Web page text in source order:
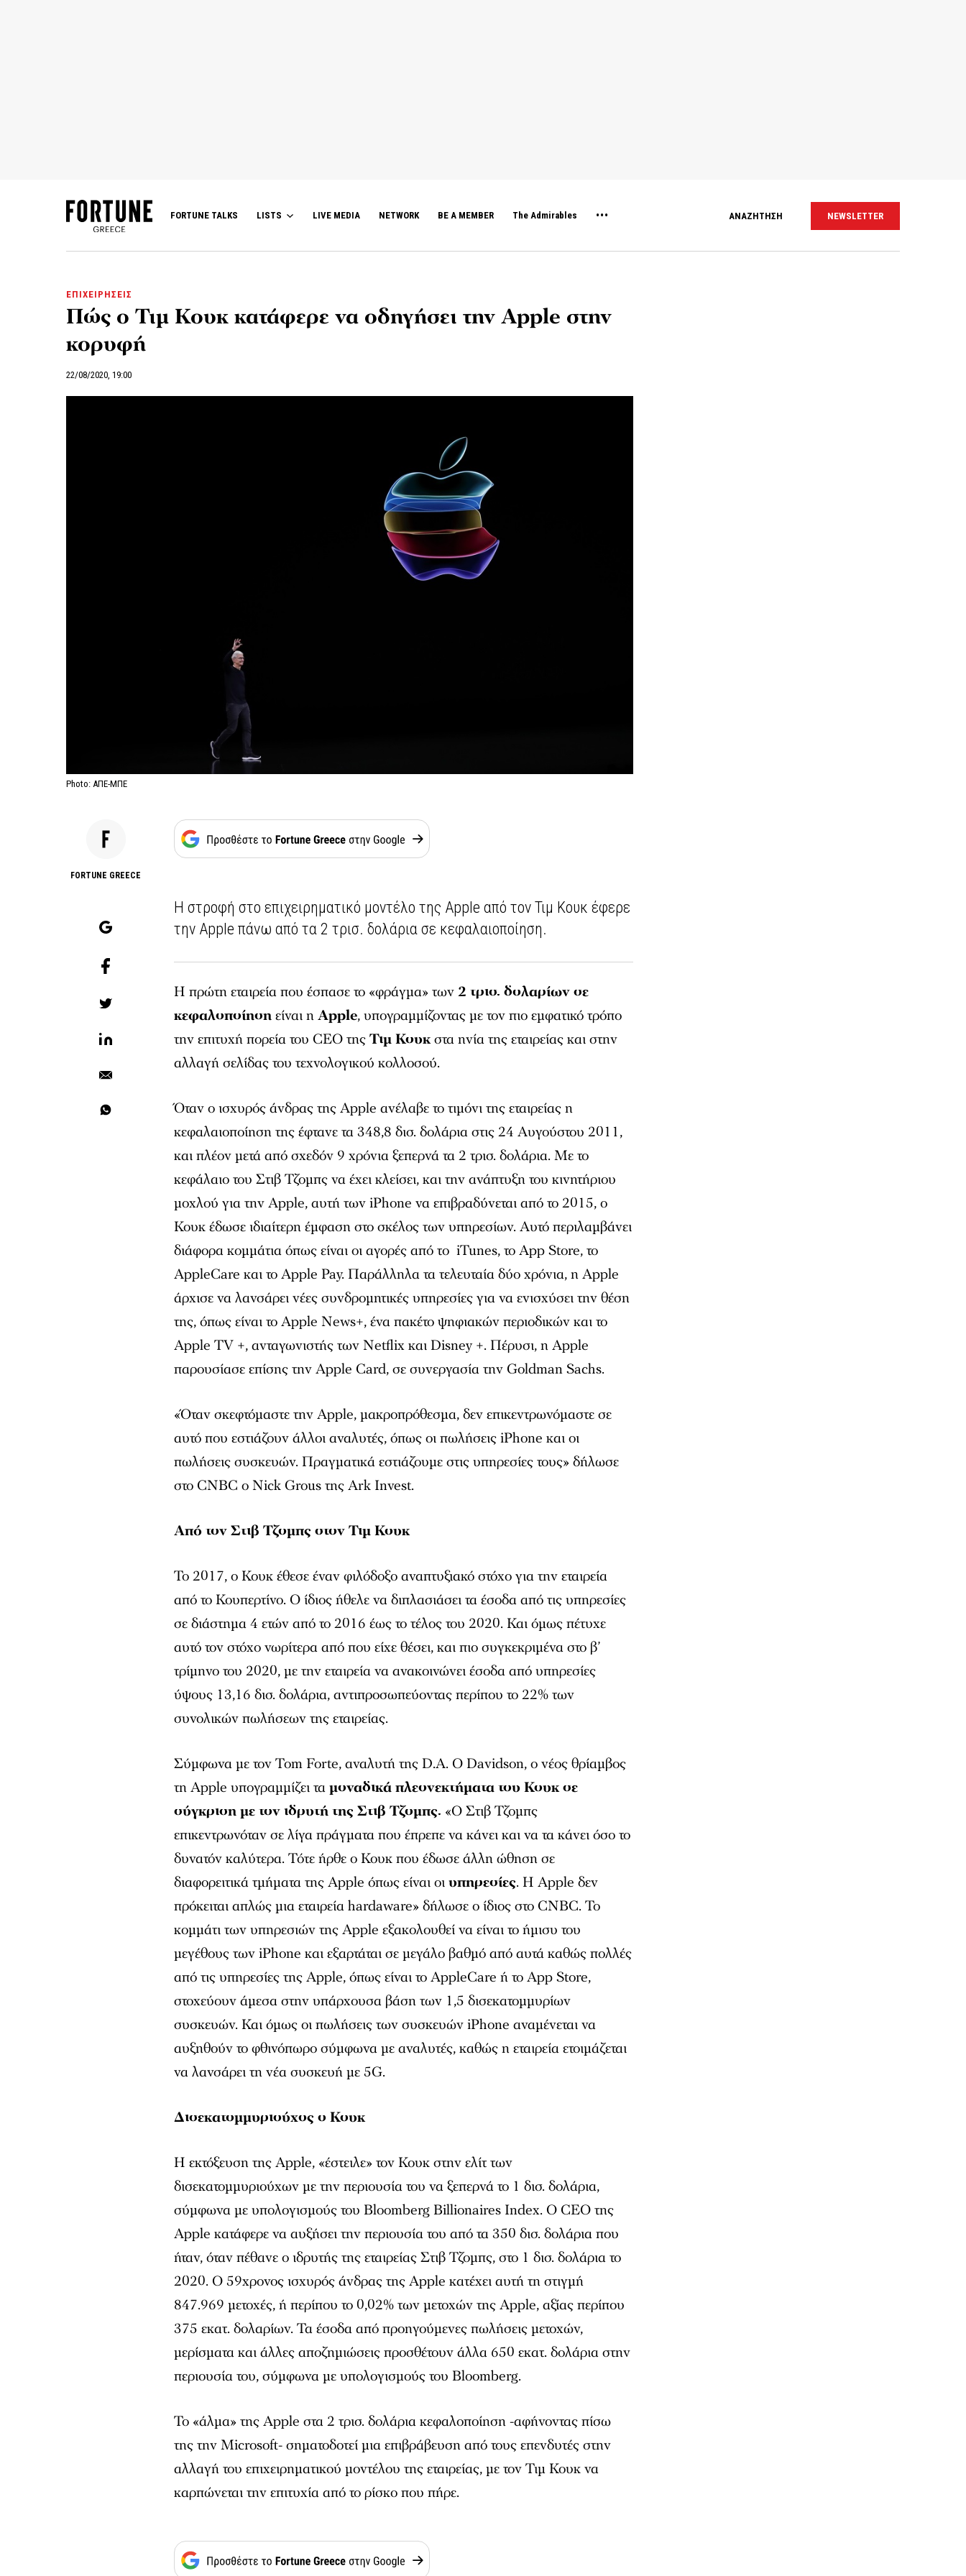
FORTUNE TALKS LISTS LIVE MEDIA NETWORK BE A MEMBER The Admirables ΑΝΑΖΗΤΗΣΗ NEWSLETTER
ΕΠΙΧΕΙΡΗΣΕΙΣ
Πώς ο Τιμ Κουκ κατάφερε να οδηγήσει την Apple στην
κορυφή
22/08/2020, 19:00
Photo: ΑΠΕ-ΜΠΕ
FORTUNE GREECE
Η στροφή στο επιχειρηματικό μοντέλο της Apple από τον Τιμ Κουκ έφερε
την Apple πάνω από τα 2 τρισ. δολάρια σε κεφαλαιοποίηση.
Η πρώτη εταιρεία που έσπασε το «φράγμα» των2 τρισ. δολαρίων σε
κεφαλοποίησηείναι ηApple, υπογραμμίζοντας με τον πιο εμφατικό τρόπο
την επιτυχή πορεία του CEO τηςΤιμ Κουκστα ηνία της εταιρείας και στην
αλλαγή σελίδας του τεχνολογικού κολλοσού.
Όταν ο ισχυρός άνδρας της Apple ανέλαβε το τιμόνι της εταιρείας η
κεφαλαιοποίηση της έφτανε τα 348,8 δισ. δολάρια στις 24 Αυγούστου 2011,
και πλέον μετά από σχεδόν 9 χρόνια ξεπερνά τα 2 τρισ. δολάρια. Με το
κεφάλαιο του Στιβ Τζομπς να έχει κλείσει, και την ανάπτυξη του κινητήριου
μοχλού για την Apple, αυτή των iPhone να επιβραδύνεται από το 2015, ο
Κουκ έδωσε ιδιαίτερη έμφαση στο σκέλος των υπηρεσίων. Αυτό περιλαμβάνει
διάφορα κομμάτια όπως είναι οι αγορές από τo iTunes, το App Store, το
AppleCare και το Apple Pay. Παράλληλα τα τελευταία δύο χρόνια, η Apple
άρχισε να λανσάρει νέες συνδρομητικές υπηρεσίες για να ενισχύσει την θέση
της, όπως είναι το Apple News+, ένα πακέτο ψηφιακών περιοδικών και το
Apple TV +, ανταγωνιστής των Netflix και Disney +. Πέρυσι, η Apple
παρουσίασε επίσης την Apple Card, σε συνεργασία την Goldman Sachs.
«Όταν σκεφτόμαστε την Apple, μακροπρόθεσμα, δεν επικεντρωνόμαστε σε
αυτό που εστιάζουν άλλοι αναλυτές, όπως οι πωλήσεις iPhone και οι
πωλήσεις συσκευών. Πραγματικά εστιάζουμε στις υπηρεσίες τους» δήλωσε
στο CNBC ο Nick Grous της Ark Invest.
Από τον Στιβ Τζομπς στον Τιμ Κουκ
Το 2017, ο Κουκ έθεσε έναν φιλόδοξο αναπτυξιακό στόχο για την εταιρεία
από το Κουπερτίνο. Ο ίδιος ήθελε να διπλασιάσει τα έσοδα από τις υπηρεσίες
σε διάστημα 4 ετών από το 2016 έως το τέλος του 2020. Και όμως πέτυχε
αυτό τον στόχο νωρίτερα από που είχε θέσει, και πιο συγκεκριμένα στο β’
τρίμηνο του 2020, με την εταιρεία να ανακοινώνει έσοδα από υπηρεσίες
ύψους 13,16 δισ. δολάρια, αντιπροσωπεύοντας περίπου το 22% των
συνολικών πωλήσεων της εταιρείας.
Σύμφωνα με τον Tom Forte, αναλυτή της D.A. Ο Davidson, ο νέος θρίαμβος
τη Apple υπογραμμίζει ταμοναδικά πλεονεκτήματα του Κουκ σε
σύγκριση με τον ιδρυτή της Στιβ Τζομπς. «Ο Στιβ Τζομπς
επικεντρωνόταν σε λίγα πράγματα που έπρεπε να κάνει και να τα κάνει όσο το
δυνατόν καλύτερα. Τότε ήρθε ο Κουκ που έδωσε άλλη ώθηση σε
διαφορειτικά τμήματα της Apple όπως είναι οιυπηρεσίες. Η Apple δεν
πρόκειται απλώς μια εταιρεία hardaware» δήλωσε ο ίδιος στο CNBC. Το
κομμάτι των υπηρεσιών της Apple εξακολουθεί να είναι το ήμισυ του
μεγέθους των iPhone και εξαρτάται σε μεγάλο βαθμό από αυτά καθώς πολλές
από τις υπηρεσίες της Apple, όπως είναι το AppleCare ή το App Store,
στοχεύουν άμεσα στην υπάρχουσα βάση των 1,5 δισεκατομμυρίων
συσκευών. Και όμως οι πωλήσεις των συσκευών iPhone αναμένεται να
αυξηθούν το φθινόπωρο σύμφωνα με αναλυτές, καθώς η εταιρεία ετοιμάζεται
να λανσάρει τη νέα συσκευή με 5G.
Δισεκατομμυριούχος ο Κουκ
Η εκτόξευση της Apple, «έστειλε» τον Κουκ στην ελίτ των
δισεκατομμυριούχων με την περιουσία του να ξεπερνά το 1 δισ. δολάρια,
σύμφωνα με υπολογισμούς του Bloomberg Billionaires Index. Ο CEO της
Apple κατάφερε να αυξήσει την περιουσία του από τα 350 δισ. δολάρια που
ήταν, όταν πέθανε ο ιδρυτής της εταιρείας Στιβ Τζομπς, στο 1 δισ. δολάρια το
2020. Ο 59χρονος ισχυρός άνδρας της Apple κατέχει αυτή τη στιγμή
847.969 μετοχές, ή περίπου το 0,02% των μετοχών της Apple, αξίας περίπου
375 εκατ. δολαρίων. Τα έσοδα από προηγούμενες πωλήσεις μετοχών,
μερίσματα και άλλες αποζημιώσεις προσθέτουν άλλα 650 εκατ. δολάρια στην
περιουσία του, σύμφωνα με υπολογισμούς του Bloomberg.
Το «άλμα» της Apple στα 2 τρισ. δολάρια κεφαλοποίηση -αφήνοντας πίσω
της την Microsoft- σηματοδοτεί μια επιβράβευση από τους επενδυτές στην
αλλαγή του επιχειρηματικού μοντέλου της εταιρείας, με τον Τιμ Κουκ να
καρπώνεται την επιτυχία από το ρίσκο που πήρε.